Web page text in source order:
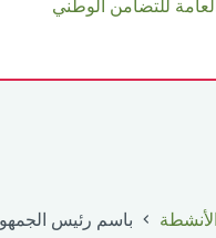
الأنشطة باسم رئيس